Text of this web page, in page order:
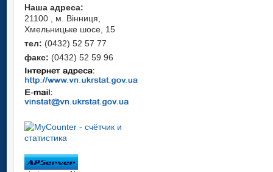
Наша адреса:
21100 , м. Вінниця,
Хмельницьке шосе, 15
тел: (0432) 52 57 77
факс: (0432) 52 59 96